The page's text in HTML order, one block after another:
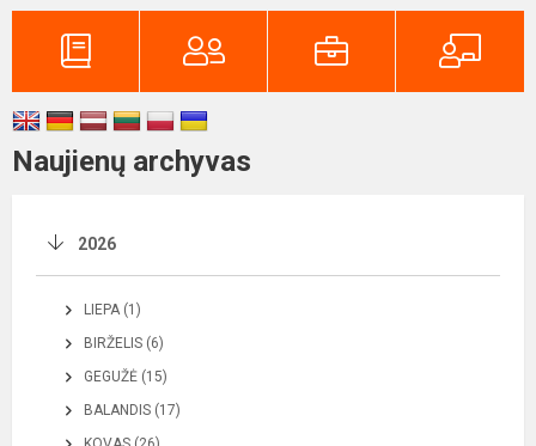
Naujienų archyvas
2026
LIEPA (1)
BIRŽELIS (6)
GEGUŽĖ (15)
BALANDIS (17)